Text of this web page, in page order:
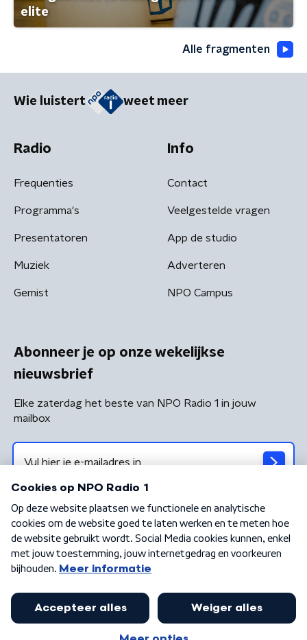
elite
Alle fragmenten
Wie luistert weet meer
Radio
Frequenties
Programma's
Presentatoren
Muziek
Gemist
Info
Contact
Veelgestelde vragen
App de studio
Adverteren
NPO Campus
Abonneer je op onze wekelijkse
nieuwsbrief
Elke zaterdag het beste van NPO Radio 1 in jouw
mailbox
Algemene voorwaarden Privacybeleid